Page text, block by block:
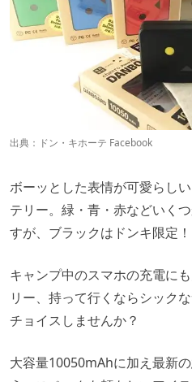
出典： ドン・キホーテ Facebook
ボーッとした表情が可愛らし
テリー。緑・青・赤などいく
すが、ブラックはドンキ限定！
キャンプ中のスマホの充電に
リー、持って行くならシック
チョイスしませんか？
大容量10050mAhに加え最新